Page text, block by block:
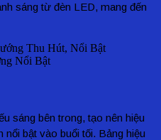
sáng từ đèn LED, mang đến
Nổi Bật
sáng bên trong, tạo nên hiệu
nổi bật vào buổi tối. Bảng hiệu